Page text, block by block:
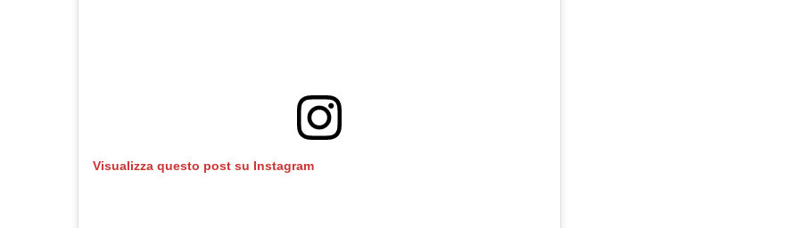
Visualizza questo post su Instagram